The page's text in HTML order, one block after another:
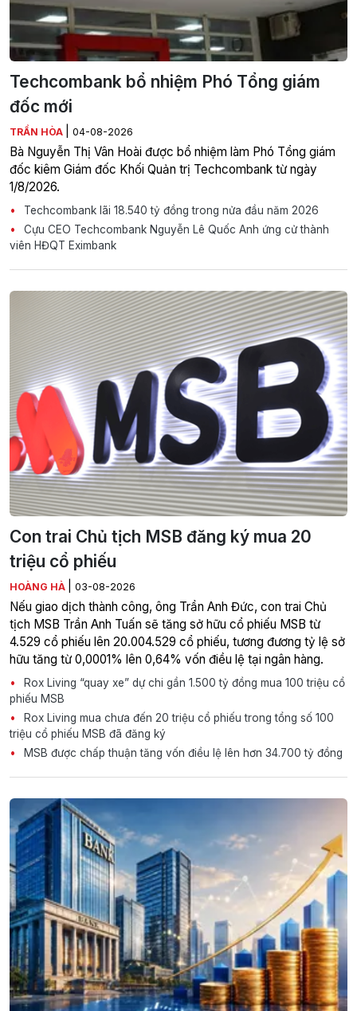
Techcombank bổ nhiệm Phó Tổng giám
đốc mới
TRẦN HÒA 04-08-2026
Bà Nguyễn Thị Vân Hoài được bổ nhiệm làm Phó Tổng giám
đốc kiêm Giám đốc Khối Quản trị Techcombank từ ngày
1/8/2026.
Techcombank lãi 18.540 tỷ đồng trong nửa đầu năm 2026
Cựu CEO Techcombank Nguyễn Lê Quốc Anh ứng cử thành
viên HĐQT Eximbank
Con trai Chủ tịch MSB đăng ký mua 20
triệu cổ phiếu
HOÀNG HÀ 03-08-2026
Nếu giao dịch thành công, ông Trần Anh Đức, con trai Chủ
tịch MSB Trần Anh Tuấn sẽ tăng sở hữu cổ phiếu MSB từ
4.529 cổ phiếu lên 20.004.529 cổ phiếu, tương đương tỷ lệ sở
hữu tăng từ 0,0001% lên 0,64% vốn điều lệ tại ngân hàng.
Rox Living “quay xe” dự chi gần 1.500 tỷ đồng mua 100 triệu cổ
phiếu MSB
Rox Living mua chưa đến 20 triệu cổ phiếu trong tổng số 100
triệu cổ phiếu MSB đã đăng ký
MSB được chấp thuận tăng vốn điều lệ lên hơn 34.700 tỷ đồng